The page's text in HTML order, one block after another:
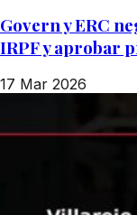
Govern y ERC
IRPF y aprobar
17 Mar 2026